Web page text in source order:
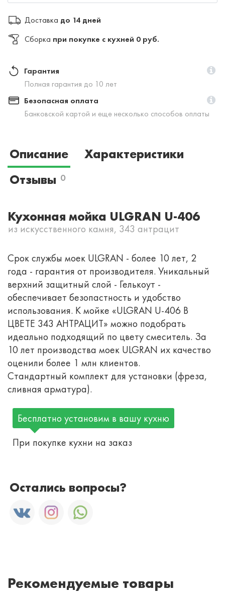
Доставка до 14 дней
Сборка при покупке с кухней 0 руб.
Гарантия
Полная гарантия до 10 лет
Безопасная оплата
Банковской картой и еще несколько способов оплаты
Описание
Характеристики
Отзывы 0
Кухонная мойка ULGRAN U-406
из искусственного камня, 343 антрацит
Срок службы моек ULGRAN - более 10 лет, 2
года - гарантия от производителя. Уникальный
верхний защитный слой - Гелькоут -
обеспечивает безопастность и удобство
использования. К мойке «ULGRAN U-406 В
ЦВЕТЕ 343 АНТРАЦИТ» можно подобрать
идеально подходящий по цвету смеситель. За
10 лет производства моек ULGRAN их качество
оценили более 1 млн клиентов.
Стандартный комплект для установки (фреза,
сливная арматура).
Бесплатно установим в вашу кухню
При покупке кухни на заказ
Остались вопросы?
Рекомендуемые товары